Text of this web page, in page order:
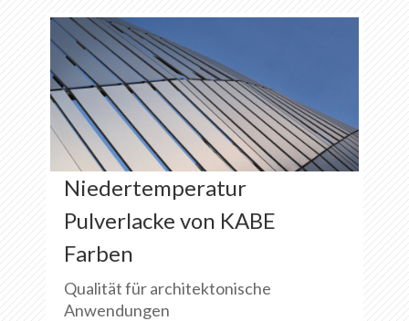
Niedertemperatur
Pulverlacke von KABE
Farben
Qualität für architektonische
Anwendungen